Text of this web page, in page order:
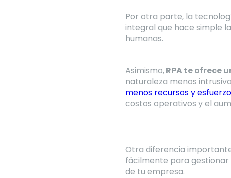
Por otra parte, la
integral que hace simple
humanas.
Asimismo,RPA te ofrece
naturaleza menos
menos recursos y esfuerzo
costos operativos y el
Otra diferencia
fácilmente para
de tu empresa.